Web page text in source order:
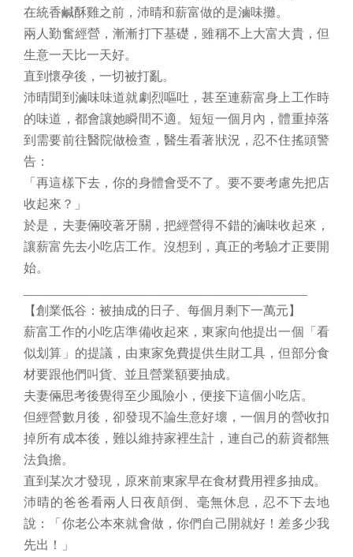
在統香鹹酥雞之前，沛晴和薪富做的是滷味攤。
兩人勤奮經營，漸漸打下基礎，雖稱不上大富大貴，但
生意一天比一天好。
直到懷孕後，一切被打亂。
沛晴聞到滷味味道就劇烈嘔吐，甚至連薪富身上工作時
的味道，都會讓她瞬間不適。短短一個月內，體重掉落
到需要前往醫院做檢查，醫生看著狀況，忍不住搖頭警
告：
「再這樣下去，你的身體會受不了。要不要考慮先把店
收起來？」
於是，夫妻倆咬著牙關，把經營得不錯的滷味收起來，
讓薪富先去小吃店工作。沒想到，真正的考驗才正要開
始。
【創業低谷：被抽成的日子、每個月剩下一萬元】
薪富工作的小吃店準備收起來，東家向他提出一個「看
似划算」的提議，由東家免費提供生財工具，但部分食
材要跟他們叫貨、並且營業額要抽成。
夫妻倆思考後覺得至少風險小，便接下這個小吃店。
但經營數月後，卻發現不論生意好壞，一個月的營收扣
掉所有成本後，難以維持家裡生計，連自己的薪資都無
法負擔。
直到某次才發現，原來前東家早在食材費用裡多抽成。
沛晴的爸爸看兩人日夜顛倒、毫無休息，忍不下去地
說：「你老公本來就會做，你們自己開就好！差多少我
先出！」